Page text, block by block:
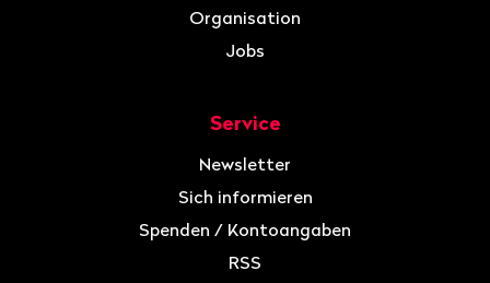
Organisation
Jobs
Service
Newsletter
Sich informieren
Spenden / Kontoangaben
RSS